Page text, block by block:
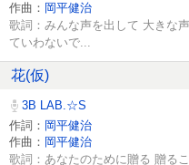
作曲： 岡平健治
歌詞：みんな声を出して 大きな
ていわないで...
花(仮)
3B LAB.☆S
作詞： 岡平健治
作曲： 岡平健治
歌詞：あなたのために贈る 贈る